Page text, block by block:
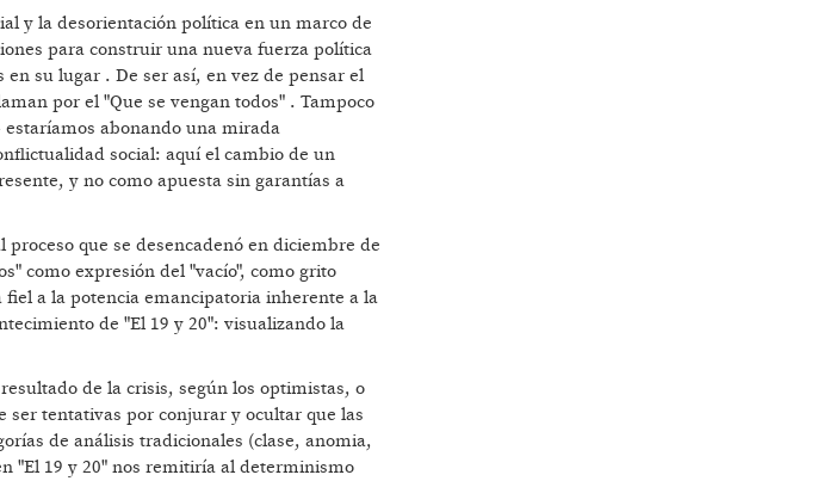
y la desorientación política en un marco de
para construir una nueva fuerza política
su lugar . De ser así, en vez de pensar el
por el "Que se vengan todos" . Tampoco
abonando una mirada
social: aquí el cambio de un
y no como apuesta sin garantías a
que se desencadenó en diciembre de
como expresión del "vacío", como grito
a la potencia emancipatoria inherente a la
de "El 19 y 20": visualizando la
de la crisis, según los optimistas, o
ser tentativas por conjurar y ocultar que las
de análisis tradicionales (clase, anomia,
"El 19 y 20" nos remitiría al determinismo